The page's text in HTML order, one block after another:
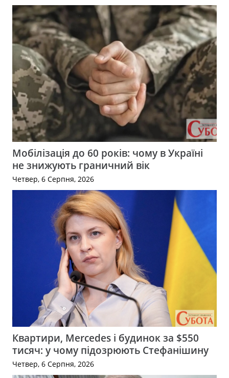
Мобілізація до 60 років: чому в Україні
не знижують граничний вік
Четвер, 6 Серпня, 2026
Квартири, Mercedes і будинок за $550
тисяч: у чому підозрюють Стефанішину
Четвер, 6 Серпня, 2026